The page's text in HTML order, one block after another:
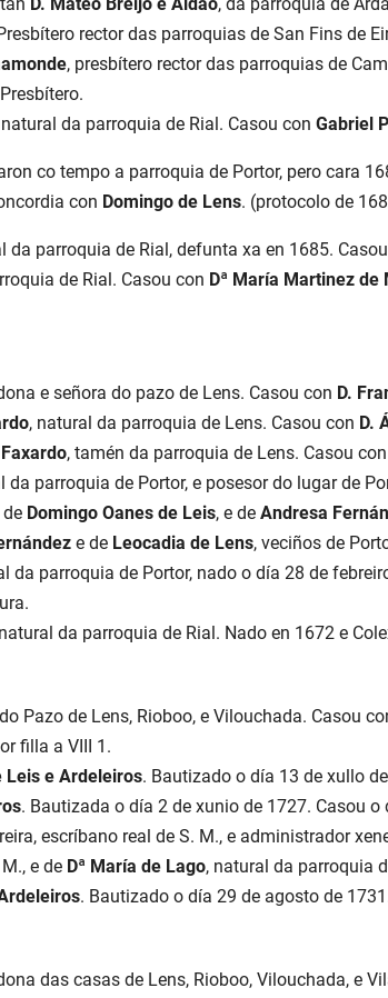
rector das parroquias de San Fins de
, presbítero rector das parroquias de
natural da parroquia de Rial. Casou con Gabriel
co tempo a parroquia de Portor, pero cara
con Domingo de Lens. (protocolo de
da parroquia de Rial, defunta xa en 1685.
de Rial. Casou con Dª María Martinez de
e señora do pazo de Lens. Casou con D.
, natural da parroquia de Lens. Casou con D.
, tamén da parroquia de Lens. Casou con
da parroquia de Portor, e posesor do lugar de
Domingo Oanes de Leis, e de Andresa
e de Leocadia de Lens, veciños de
da parroquia de Portor, nado o día 28 de
da parroquia de Rial. Nado en 1672 e
Pazo de Lens, Rioboo, e Vilouchada. Casou
filla a VIII 1.
Leis e Ardeleiros. Bautizado o día 13 de xullo
. Bautizada o día 2 de xunio de 1727. Casou
escríbano real de S. M., e administrador
e de Dª María de Lago, natural da parroquia
. Bautizado o día 29 de agosto de
das casas de Lens, Rioboo, Vilouchada, e